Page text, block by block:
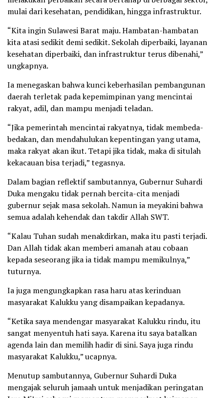
mulai dari kesehatan, pendidikan, hingga infrastruktur.
“Kita ingin Sulawesi Barat maju. Hambatan-hambatan
kita atasi sedikit demi sedikit. Sekolah diperbaiki, layanan
kesehatan diperbaiki, dan infrastruktur terus dibenahi,”
ungkapnya.
Ia menegaskan bahwa kunci keberhasilan pembangunan
daerah terletak pada kepemimpinan yang mencintai
rakyat, adil, dan mampu menjadi teladan.
“Jika pemerintah mencintai rakyatnya, tidak membeda-
bedakan, dan mendahulukan kepentingan yang utama,
maka rakyat akan ikut. Tetapi jika tidak, maka di situlah
kekacauan bisa terjadi,” tegasnya.
Dalam bagian reflektif sambutannya, Gubernur Suhardi
Duka mengaku tidak pernah bercita-cita menjadi
gubernur sejak masa sekolah. Namun ia meyakini bahwa
semua adalah kehendak dan takdir Allah SWT.
“Kalau Tuhan sudah menakdirkan, maka itu pasti terjadi.
Dan Allah tidak akan memberi amanah atau cobaan
kepada seseorang jika ia tidak mampu memikulnya,”
tuturnya.
Ia juga mengungkapkan rasa haru atas kerinduan
masyarakat Kalukku yang disampaikan kepadanya.
“Ketika saya mendengar masyarakat Kalukku rindu, itu
sangat menyentuh hati saya. Karena itu saya batalkan
agenda lain dan memilih hadir di sini. Saya juga rindu
masyarakat Kalukku,” ucapnya.
Menutup sambutannya, Gubernur Suhardi Duka
mengajak seluruh jamaah untuk menjadikan peringatan